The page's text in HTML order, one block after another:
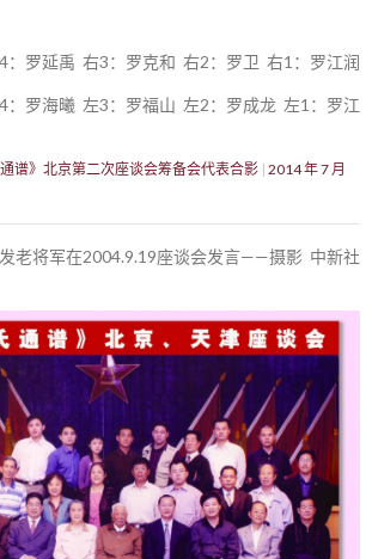
：罗延禹 右3：罗克和 右2：罗卫 右1：罗江润
：罗海曦 左3：罗福山 左2：罗成龙 左1：罗江
谱》北京第二次座谈会筹备会代表合影 2014 年 7 月
老将军在2004.9.19座谈会发言——摄影 中新社